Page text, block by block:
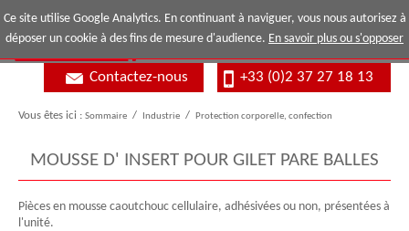
Ce site utilise Google Analytics. En continuant à naviguer, vous nous autorisez à
déposer un cookie à des fins de mesure d'audience. En savoir plus ou s'opposer
+33 (0)2 37 27 18 13
Contactez-nous
Vous êtes ici : Sommaire / Industrie / Protection corporelle, confection
MOUSSE D' INSERT POUR GILET PARE BALLES
Pièces en mousse caoutchouc cellulaire, adhésivées ou non, présentées à
l'unité.